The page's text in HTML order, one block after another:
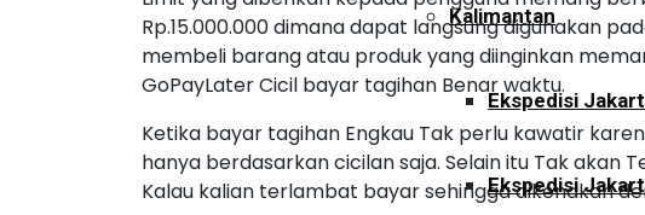
Kalimantan
Ekspedisi
Ekspedisi
Rp.15.000.000 dimana dapat langsung digunakan
membeli barang atau produk yang diinginkan
GoPayLater Cicil bayar tagihan Benar waktu.
Ketika bayar tagihan Engkau Tak perlu kawatir
hanya berdasarkan cicilan saja. Selain itu Tak akan
Kalau kalian terlambat bayar sehingga dikenakan